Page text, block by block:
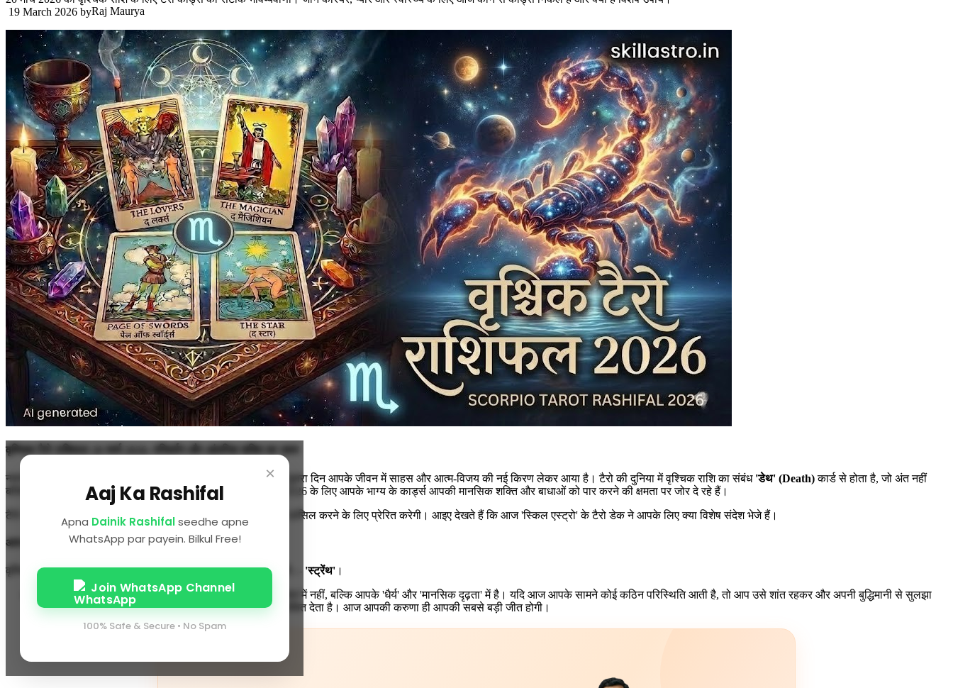
19 March 2026 byRaj Maurya
×
Aaj Ka Rashifal
Apna Dainik Rashifalseedhe apne
WhatsApp par payein. Bilkul Free!
Join WhatsApp Channel
100% Safe & Secure • No Spam
वृश्चिक टैरो राशिफल 20 मार्च 2026: परिवर्तन और आंतरिक शक्ति का उदय
नमस्ते वृश्चिक राशि के रहस्यमयी और जुझारू दोस्तों! चैत्र नवरात्रि का दूसरा दिन आपके जीवन में साहस और आत्म-विजय की नई किरण लेकर आया है। टैरो की दुनिया में वृश्चिक राशि का संबंध 'डेथ' (Death)कार्ड से होता है, जो अंत नहीं
बल्कि 'पुराने को छोड़कर नए की शुरुआत' का प्रतीक है। आज, 20 मार्च 2026 के लिए आपके भाग्य के कार्ड्स आपकी मानसिक शक्ति और बाधाओं को पार करने की क्षमता पर जोर दे रहे हैं।
टैरो की ऊर्जा आज आपको अपनी सीमाओं से बाहर निकलने और कुछ बड़ा हासिल करने के लिए प्रेरित करेगी। आइए देखते हैं कि आज 'स्किल एस्ट्रो' के टैरो डेक ने आपके लिए क्या विशेष संदेश भेजे हैं।
आज का मुख्य कार्ड: स्ट्रेंथ (शक्ति)
वृश्चिक राशि वालों, आज आपके लिए साहस का सबसे बड़ा कार्ड निकला है— 'स्ट्रेंथ' ।
यह कार्ड बताता है कि आज आपकी असली ताकत शारीरिक बल में नहीं, बल्कि आपके 'धैर्य' और 'मानसिक दृढ़ता' में है। यदि आज आपके सामने कोई कठिन परिस्थिति आती है, तो आप उसे शांत रहकर और अपनी बुद्धिमानी से सुलझा
लेंगे। यह कार्ड शत्रुओं पर विजय और खुद पर नियंत्रण पाने का संकेत देता है। आज आपकी करुणा ही आपकी सबसे बड़ी जीत होगी।